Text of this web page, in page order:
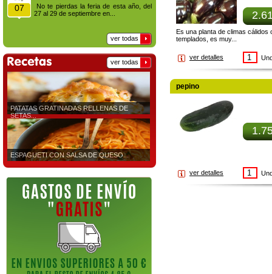
07
No te pierdas la feria de esta año, del
27 al 29 de septiembre en...
ver todas
ver todas
PATATAS GRATINADAS RELLENAS DE
SETAS...
ESPAGUETI CON SALSA DE QUESO...
Es una planta de climas cálidos
templados, es muy...
ver detalles
pepino
ver detalles